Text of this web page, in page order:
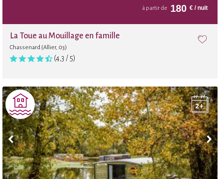
à partir de 180 € / nuit
La Toue au Mouillage en famille
Chassenard (Allier, 03)
(4,3 / 5)